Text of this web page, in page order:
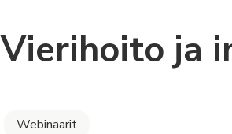
Vierihoito ja
Webinaarit